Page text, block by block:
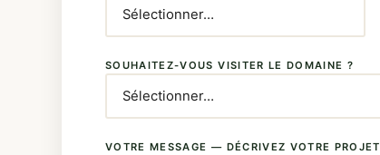
SOUHAITEZ-VOUS VISITER LE DOMAINE ?
VOTRE MESSAGE — DÉCRIVEZ VOTRE PROJET